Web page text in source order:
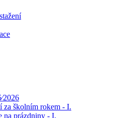
za školním rokem - I.
na prázdniny - I.